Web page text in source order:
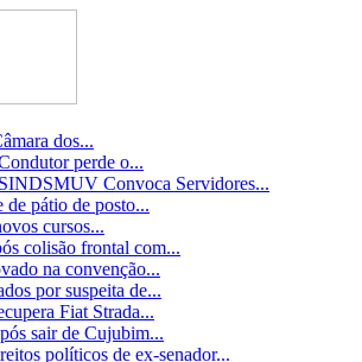
dos...
perde o...
Convoca Servidores...
de pátio de posto...
cursos...
colisão frontal com...
na convenção...
por suspeita de...
Fiat Strada...
sair de Cujubim...
políticos de ex-senador...